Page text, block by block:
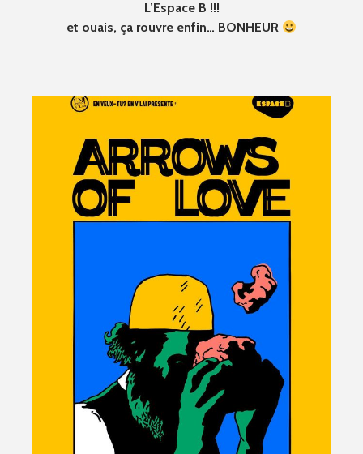
L’Espace B !!!
et ouais, ça rouvre enfin… BONHEUR